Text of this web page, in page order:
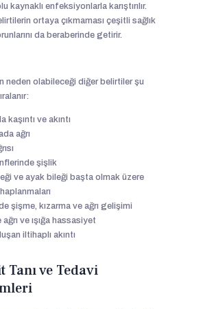
kaynaklı enfeksiyonlarla karıştırılır.
ortaya çıkmaması çeşitli sağlık
da beraberinde getirir.
neden olabileceği diğer belirtiler şu
kaşıntı ve akıntı
ağrı
şişlik
ve ayak bileği başta olmak üzere
şişme, kızarma ve ağrı gelişimi
ve ışığa hassasiyet
iltihaplı akıntı
Tanı ve Tedavi